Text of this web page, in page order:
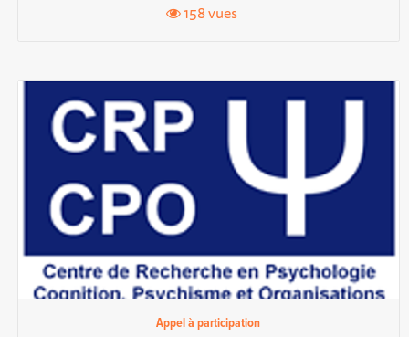
158 vues
Appel à participation